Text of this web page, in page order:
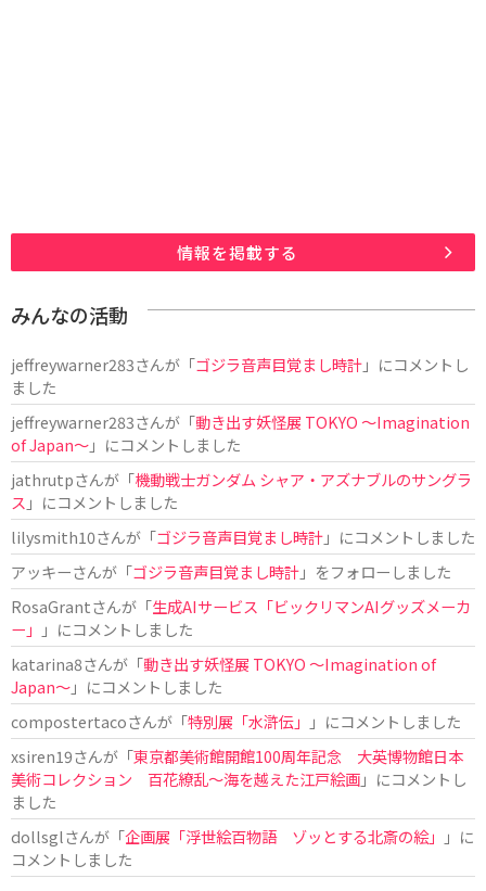
情報を掲載する
みんなの活動
jeffreywarner283さんが「ゴジラ音声目覚まし時計」にコメントし
ました
jeffreywarner283さんが「動き出す妖怪展 TOKYO 〜Imagination
of Japan〜」にコメントしました
jathrutpさんが「機動戦士ガンダム シャア・アズナブルのサングラ
ス 」にコメントしました
lilysmith10さんが「ゴジラ音声目覚まし時計」にコメントしました
アッキーさんが「ゴジラ音声目覚まし時計」をフォローしました
RosaGrantさんが「生成AIサービス「ビックリマンAIグッズメーカ
ー」
」にコメントしました
katarina8さんが「動き出す妖怪展 TOKYO 〜Imagination of
Japan〜」にコメントしました
compostertacoさんが「特別展「水滸伝」
」にコメントしました
xsiren19さんが「東京都美術館開館100周年記念 大英博物館日本
美術コレクション 百花繚乱～海を越えた江戸絵画」にコメントし
ました
dollsglさんが「企画展「浮世絵百物語 ゾッとする北斎の絵」
」に
コメントしました